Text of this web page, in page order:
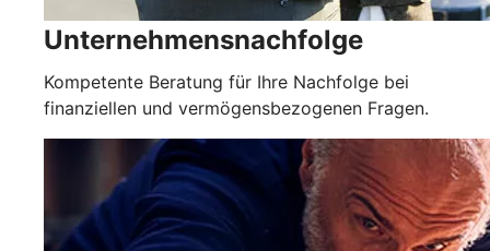
Unternehmensnachfolge
Kompetente Beratung für Ihre Nachfolge bei
finanziellen und vermögensbezogenen Fragen.